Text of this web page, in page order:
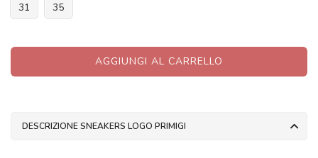
31 35
AGGIUNGI AL CARRELLO
DESCRIZIONE SNEAKERS LOGO PRIMIGI